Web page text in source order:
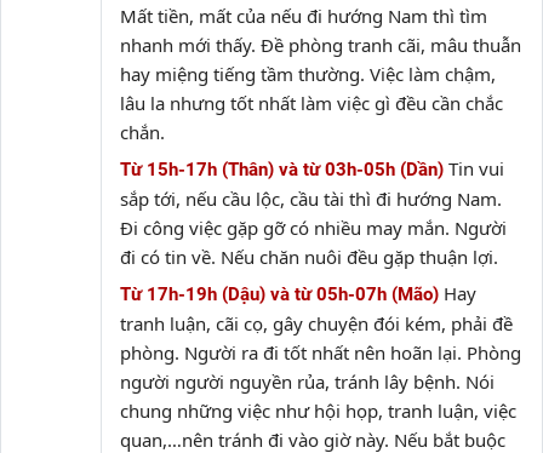
Mất tiền, mất của nếu đi hướng Nam thì tìm
nhanh mới thấy. Đề phòng tranh cãi, mâu thuẫn
hay miệng tiếng tầm thường. Việc làm chậm,
lâu la nhưng tốt nhất làm việc gì đều cần chắc
chắn.
Từ 15h-17h (Thân) và từ 03h-05h (Dần) Tin vui
sắp tới, nếu cầu lộc, cầu tài thì đi hướng Nam.
Đi công việc gặp gỡ có nhiều may mắn. Người
đi có tin về. Nếu chăn nuôi đều gặp thuận lợi.
Từ 17h-19h (Dậu) và từ 05h-07h (Mão) Hay
tranh luận, cãi cọ, gây chuyện đói kém, phải đề
phòng. Người ra đi tốt nhất nên hoãn lại. Phòng
người người nguyền rủa, tránh lây bệnh. Nói
chung những việc như hội họp, tranh luận, việc
quan,…nên tránh đi vào giờ này. Nếu bắt buộc